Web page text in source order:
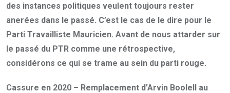
des instances politiques veulent toujours rester
anerées dans le passé. C’est le cas de le dire pour le
Parti Travailliste Mauricien. Avant de nous attarder sur
le passé du PTR comme une rétrospective,
considérons ce qui se trame au sein du parti rouge.
Cassure en 2020 – Remplacement d’Arvin Boolell au